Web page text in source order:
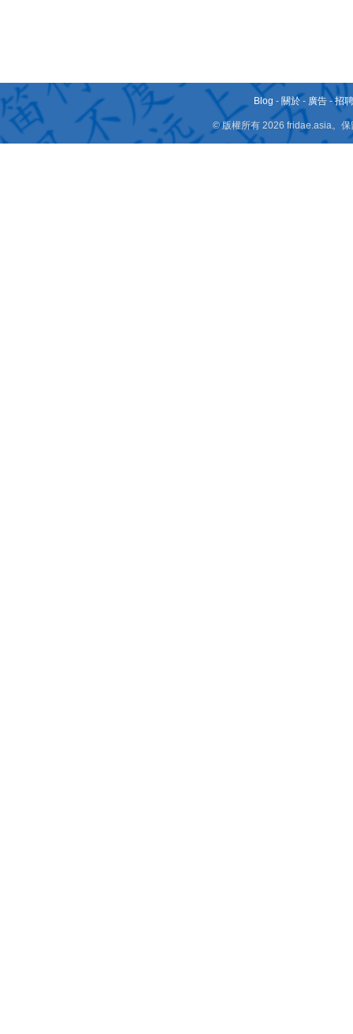
Blog - 關於 - 廣告 -招
© 版權所有 2026 fridae.asia。